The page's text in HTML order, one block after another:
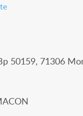
50159, 71306